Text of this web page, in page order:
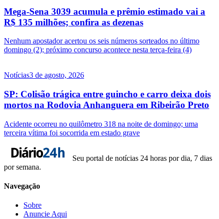
Mega-Sena 3039 acumula e prêmio estimado vai a
R$ 135 milhões; confira as dezenas
Nenhum apostador acertou os seis números sorteados no último
domingo (2); próximo concurso acontece nesta terça-feira (4)
Notícias3 de agosto, 2026
SP: Colisão trágica entre guincho e carro deixa dois
mortos na Rodovia Anhanguera em Ribeirão Preto
Acidente ocorreu no quilômetro 318 na noite de domingo; uma
terceira vítima foi socorrida em estado grave
Seu portal de notícias 24 horas por dia, 7 dias
por semana.
Navegação
Sobre
Anuncie Aqui